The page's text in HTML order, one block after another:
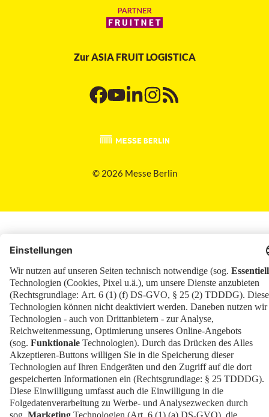
ZurASIA FRUIT LOGISTICA
© 2026 Messe Berlin